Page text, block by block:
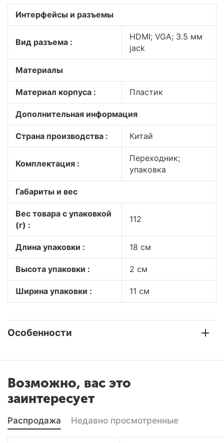
Интерфейсы и разъемы
Вид разъема :
HDMI; VGA; 3.5 мм
jack
Материалы
Материал корпуса : Пластик
Дополнительная информация
Страна производства : Китай
Комплектация :
Переходник;
упаковка
Габариты и вес
Вес товара с упаковкой
(г) :
112
Длина упаковки : 18 см
Высота упаковки : 2 см
Ширина упаковки : 11 см
Особенности
Возможно, вас это
заинтересует
Распродажа Недавно просмотренные